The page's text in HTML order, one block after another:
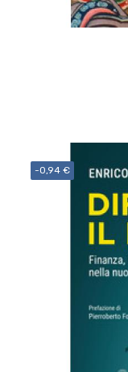
-0,94 €